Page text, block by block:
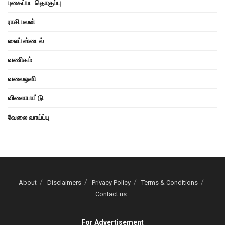
புகைப்பட தொகுப்பு
ராசி பலன்
லைப் ஸ்டைல்
வணிகம்
வலைஒளி
விளையாட்டு
வேலை வாய்ப்பு
About Disclaimers Privacy Policy
Terms & Conditions
Contact us
For Advertisement